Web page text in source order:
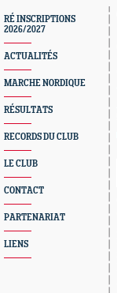
RÉ INSCRIPTIONS
2026/2027
ACTUALITÉS
MARCHE NORDIQUE
RÉSULTATS
RECORDS DU CLUB
LE CLUB
CONTACT
PARTENARIAT
LIENS